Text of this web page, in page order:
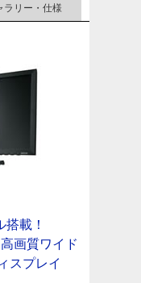
ラリー・仕様
載！
画質ワイド
スプレイ